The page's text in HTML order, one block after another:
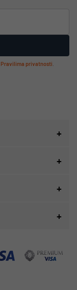
Pravilima privatnosti